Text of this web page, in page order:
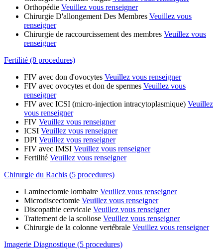
Orthopédie Veuillez vous renseigner
Chirurgie D'allongement Des Membres Veuillez vous
renseigner
Chirurgie de raccourcissement des membres Veuillez vous
renseigner
Fertilité (8 procedures)
FIV avec don d'ovocytes Veuillez vous renseigner
FIV avec ovocytes et don de spermes Veuillez vous
renseigner
FIV avec ICSI (micro-injection intracytoplasmique) Veuillez
vous renseigner
FIV Veuillez vous renseigner
ICSI Veuillez vous renseigner
DPI Veuillez vous renseigner
FIV avec IMSI Veuillez vous renseigner
Fertilité Veuillez vous renseigner
Chirurgie du Rachis (5 procedures)
Laminectomie lombaire Veuillez vous renseigner
Microdiscectomie Veuillez vous renseigner
Discopathie cervicale Veuillez vous renseigner
Traitement de la scoliose Veuillez vous renseigner
Chirurgie de la colonne vertébrale Veuillez vous renseigner
Imagerie Diagnostique (5 procedures)